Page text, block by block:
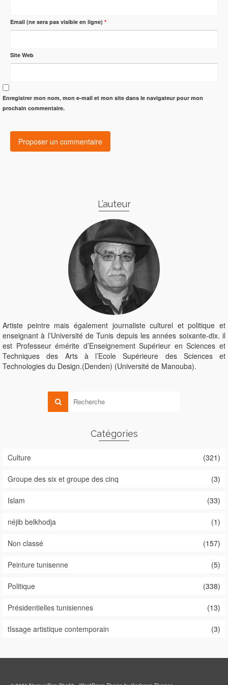
Email (ne sera pas visible en ligne) *
Site Web
Enregistrer mon nom, mon e-mail et mon site dans le navigateur pour mon
prochain commentaire.
L’auteur
Artiste peintre mais également journaliste culturel et politique et
enseignant à l’Université de Tunis depuis les années soixante-dix. il
est Professeur émérite d’Enseignement Supérieur en Sciences et
Techniques des Arts à l’Ecole Supérieure des Sciences et
Technologies du Design.(Denden) (Université de Manouba).
Catégories
Culture (321)
Groupe des six et groupe des cinq (3)
Islam (33)
néjib belkhodja (1)
Non classé (157)
Peinture tunisenne (5)
Politique (338)
Présidentielles tunisiennes (13)
tIssage artistique contemporain (3)